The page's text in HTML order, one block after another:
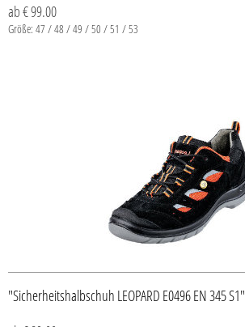
ab € 99.00
Größe: 47 / 48 / 49 / 50 / 51 / 53
"Sicherheitshalbschuh LEOPARD E0496 EN 345 S1"